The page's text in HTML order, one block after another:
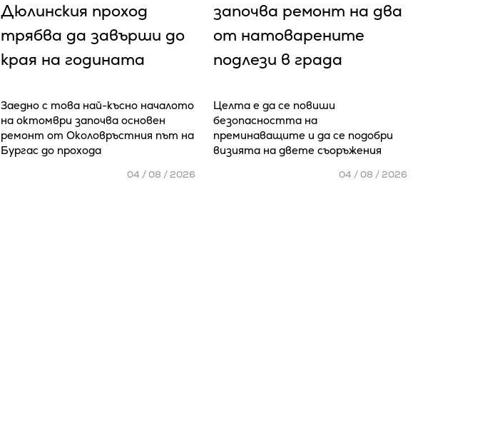
Дюлинския проход
трябва да завърши до
края на годината
Заедно с това най-късно началото
на октомври започва основен
ремонт от Околовръстния път на
Бургас до прохода
04 / 08 / 2026
започва ремонт на два
от натоварените
подлези в града
Целта е да се повиши
безопасността на
преминаващите и да се подобри
визията на двете съоръжения
04 / 08 / 2026